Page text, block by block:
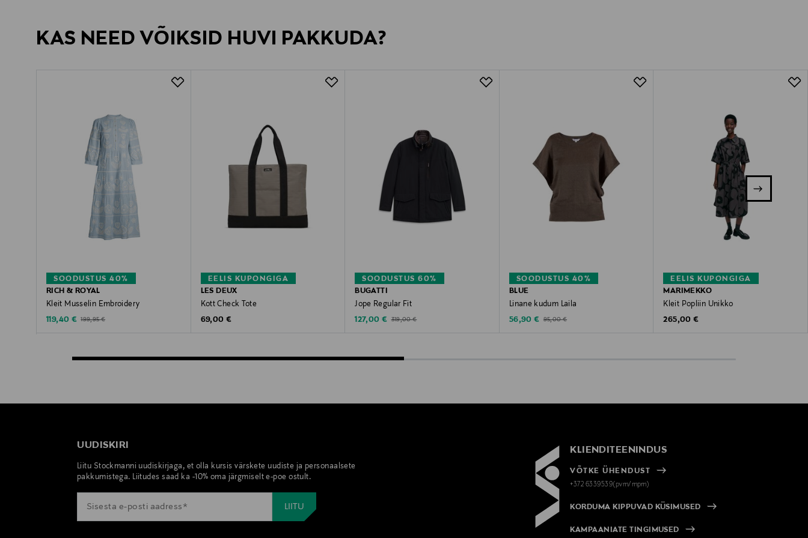
KAS NEED VÕIKSID HUVI PAKKUDA?
SOODUSTUS 40%
RICH & ROYAL
Kleit Musselin Embroidery
Discounted Price
119,40 € Original Price
199,95 €
EELIS KUPONGIGA
LES DEUX
Kott Check Tote
Original Price
69,00 €
SOODUSTUS 60%
BUGATTI
Jope Regular Fit
Discounted Price
127,00 € Original Price
319,00 €
SOODUSTUS 40%
BLUE
Linane kudum Laila
Discounted Price
56,90 € Original Price
95,00 €
EELIS KUPONGIGA
MARIMEKKO
Kleit Popliin Unikko
Original Price
265,00 €
UUDISKIRI
Liitu Stockmanni uudiskirjaga, et olla kursis värskete uudiste ja personaalsete
pakkumistega. Liitudes saad ka -10% oma järgmiselt e-poe ostult.
KLIENDITEENINDUS
VÕTKE ÜHENDUST
+372 6339539(pvm/mpm)
KORDUMA KIPPUVAD KÜSIMUSED
KAMPAANIATE TINGIMUSED